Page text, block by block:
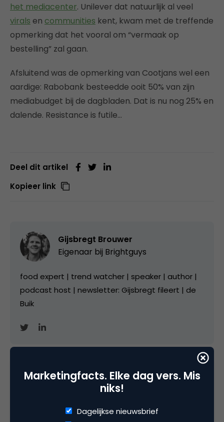
het mediacenter. Unilever dat natuurlijk al veel
virals en communities kent, kwam met de treffende
opmerking dat het vooral om “vermaak op
bestelling” zal gaan.
Afsluitend was de opmerking van Cootjans wel een
aardige: Rabobank besteedde ooit 50% van zijn
mediabudget bij de dagbladen. Dat is nu nog 25% en
dalende. Resistance is futile…
Deel dit artikel
Kopieer link
Gijsbregt Brouwer
Eigenaar bij Brightguys
food expert | trend watcher | speaker | author |
podcast host | newsletter: Gijsbregt fileert | de
Buik
Categorie
Marketingfacts. Elke dag vers. Mis
niks!
Dagelijkse nieuwsbrief